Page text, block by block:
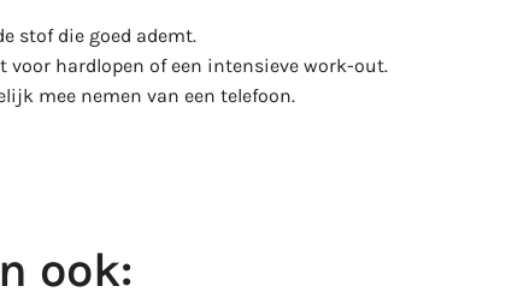
stof die goed ademt.
hardlopen of een intensieve work-out.
mee nemen van een telefoon.
ook: